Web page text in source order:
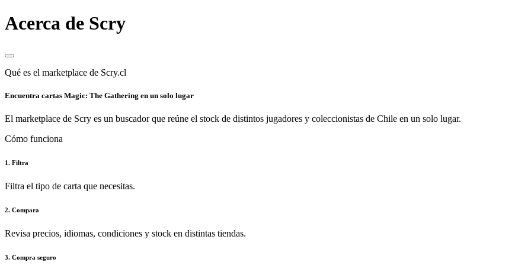
Acerca de Scry
Qué es el marketplace de Scry.cl
Encuentra cartas Magic: The Gathering en un solo lugar
El marketplace de Scry es un buscador que reúne el stock de distintos jugadores y coleccionistas de Chile en un solo lugar.
Cómo funciona
1. Filtra
Filtra el tipo de carta que necesitas.
2. Compara
Revisa precios, idiomas, condiciones y stock en distintas tiendas.
3. Compra seguro